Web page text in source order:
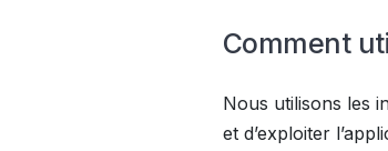
Comment
Nous utilisons les
et d’exploiter